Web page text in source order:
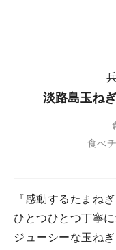
淡路島玉ね
食べ
『感動するたまね
ひとつひとつ丁寧
ジューシーな玉ね